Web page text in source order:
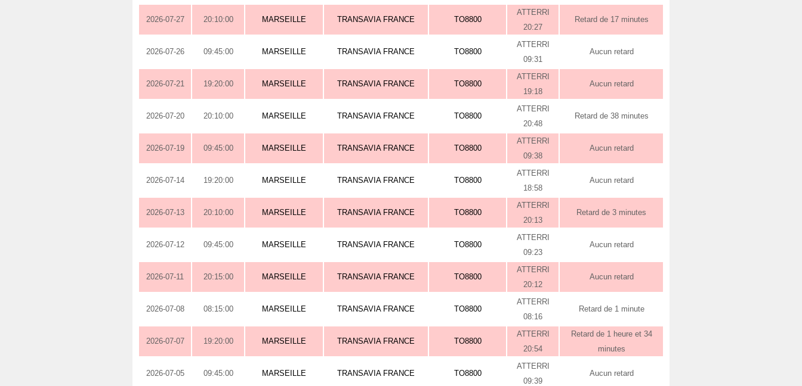
2026-07-27 20:10:00 MARSEILLE TRANSAVIA FRANCE TO8800
ATTERRI
20:27
Retard de 17 minutes
2026-07-26 09:45:00 MARSEILLE TRANSAVIA FRANCE TO8800
ATTERRI
09:31
Aucun retard
2026-07-21 19:20:00 MARSEILLE TRANSAVIA FRANCE TO8800
ATTERRI
19:18
Aucun retard
2026-07-20 20:10:00 MARSEILLE TRANSAVIA FRANCE TO8800
ATTERRI
20:48
Retard de 38 minutes
2026-07-19 09:45:00 MARSEILLE TRANSAVIA FRANCE TO8800
ATTERRI
09:38
Aucun retard
2026-07-14 19:20:00 MARSEILLE TRANSAVIA FRANCE TO8800
ATTERRI
18:58
Aucun retard
2026-07-13 20:10:00 MARSEILLE TRANSAVIA FRANCE TO8800
ATTERRI
20:13
Retard de 3 minutes
2026-07-12 09:45:00 MARSEILLE TRANSAVIA FRANCE TO8800
ATTERRI
09:23
Aucun retard
2026-07-11 20:15:00 MARSEILLE TRANSAVIA FRANCE TO8800
ATTERRI
20:12
Aucun retard
2026-07-08 08:15:00 MARSEILLE TRANSAVIA FRANCE TO8800
ATTERRI
08:16
Retard de 1 minute
2026-07-07 19:20:00 MARSEILLE TRANSAVIA FRANCE TO8800
ATTERRI
20:54
Retard de 1 heure et 34
minutes
2026-07-05 09:45:00 MARSEILLE TRANSAVIA FRANCE TO8800
ATTERRI
09:39
Aucun retard